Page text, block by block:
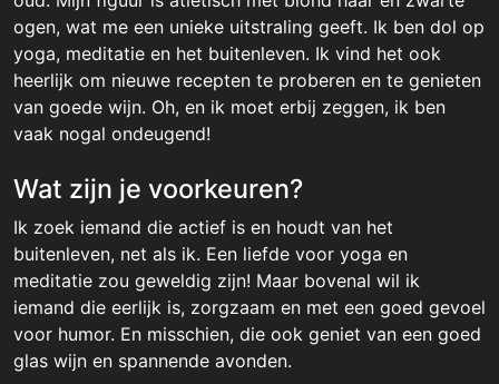
ogen, wat me een unieke uitstraling geeft. Ik ben dol op
yoga, meditatie en het buitenleven. Ik vind het ook
heerlijk om nieuwe recepten te proberen en te genieten
van goede wijn. Oh, en ik moet erbij zeggen, ik ben
vaak nogal ondeugend!
Wat zijn je voorkeuren?
Ik zoek iemand die actief is en houdt van het
buitenleven, net als ik. Een liefde voor yoga en
meditatie zou geweldig zijn! Maar bovenal wil ik
iemand die eerlijk is, zorgzaam en met een goed gevoel
voor humor. En misschien, die ook geniet van een goed
glas wijn en spannende avonden.